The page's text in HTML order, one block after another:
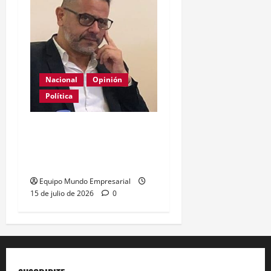
Nacional
Opinión
Política
Equipo Mundo Empresarial
15 de julio de 2026
0